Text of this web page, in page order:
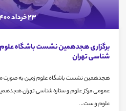
23 خرداد 1400
برگزاری هجدهمین نشست باشگاه علوم
شناسی تهران
هجدهمین نشست باشگاه علوم زمین به صورت
عمومی مرکز علوم و ستاره شناسی تهران
علوم و ست...